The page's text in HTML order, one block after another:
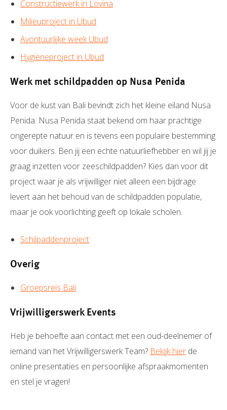
Constructiewerk in Lovina
Milieuproject in Ubud
Avontuurlijke week Ubud
Hygiëneproject in Ubud
Werk met schildpadden op Nusa Penida
Voor de kust van Bali bevindt zich het kleine eiland Nusa
Penida. Nusa Penida staat bekend om haar prachtige
ongerepte natuur en is tevens een populaire bestemming
voor duikers. Ben jij een echte natuurliefhebber en wil jij je
graag inzetten voor zeeschildpadden? Kies dan voor dit
project waar je als vrijwilliger niet alleen een bijdrage
levert aan het behoud van de schildpadden populatie,
maar je ook voorlichting geeft op lokale scholen.
Schilpaddenproject
Overig
Groepsreis Bali
Vrijwilligerswerk Events
Heb je behoefte aan contact met een oud-deelnemer of
iemand van het Vrijwilligerswerk Team? Bekijk hier de
online presentaties en persoonlijke afspraakmomenten
en stel je vragen!